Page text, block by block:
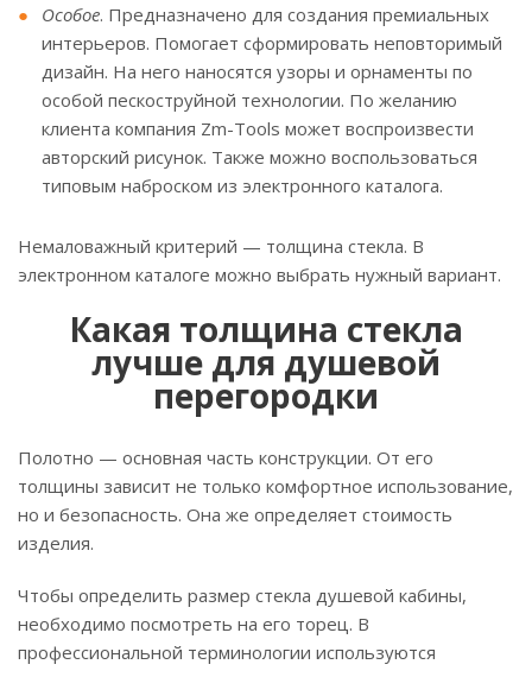
Особое. Предназначено для создания премиальных
интерьеров. Помогает сформировать неповторимый
дизайн. На него наносятся узоры и орнаменты по
особой пескоструйной технологии. По желанию
клиента компания Zm-Tools может воспроизвести
авторский рисунок. Также можно воспользоваться
типовым наброском из электронного каталога.
Немаловажный критерий — толщина стекла. В
электронном каталоге можно выбрать нужный вариант.
Какая толщина стекла
лучше для душевой
перегородки
Полотно — основная часть конструкции. От его
толщины зависит не только комфортное использование,
но и безопасность. Она же определяет стоимость
изделия.
Чтобы определить размер стекла душевой кабины,
необходимо посмотреть на его торец. В
профессиональной терминологии используются